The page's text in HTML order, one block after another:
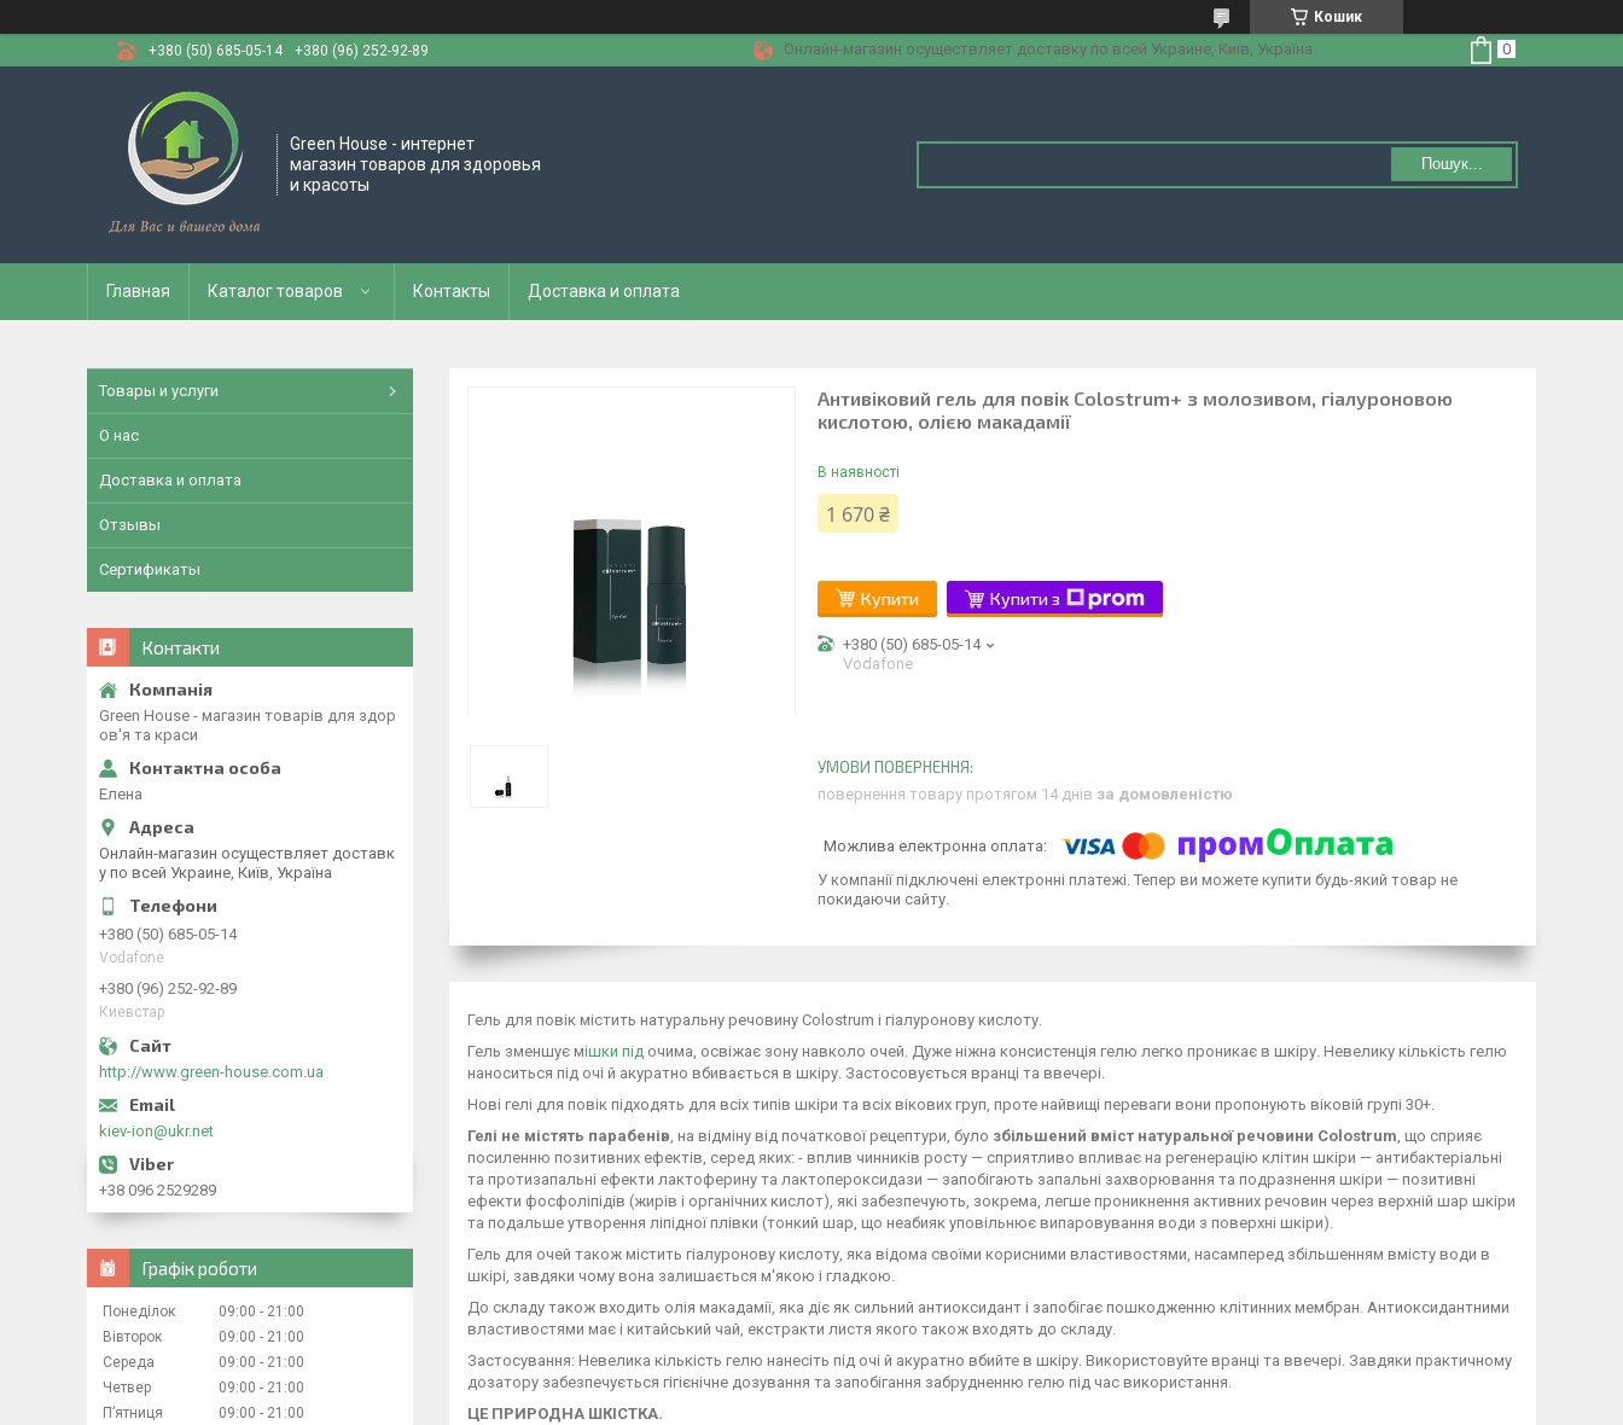
Кошик
+380 (50) 685-05-14
+380 (96) 252-92-89 Онлайн-магазин осуществляет доставку по всей Украине, Київ, Україна
Green House - интернет
магазин товаров для здоровья
и красоты
Пошук...
Главная Каталог товаров Контакты Доставка и оплата
Антивіковий гель для повік Colostrum+ з молозивом, гіалуроновою
кислотою, олією макадамії
В наявності
1 670 ₴
Купити Купити з
+380 (50) 685-05-14
Vodafone
повернення товару протягом 14 днів за домовленістю
У компанії підключені електронні платежі. Тепер ви можете купити будь-який товар не
покидаючи сайту.
Гель для повік містить натуральну речовину Colostrum і гіалуронову кислоту.
Гель зменшує мішки під очима, освіжає зону навколо очей. Дуже ніжна консистенція гелю легко проникає в шкіру. Невелику кількість гелю
наноситься під очі й акуратно вбивається в шкіру. Застосовується вранці та ввечері.
Нові гелі для повік підходять для всіх типів шкіри та всіх вікових груп, проте найвищі переваги вони пропонують віковій групі 30+.
Гелі не містять парабенів , на відміну від початкової рецептури, було збільшений вміст натуральної речовини Colostrum , що сприяє
посиленню позитивних ефектів, серед яких: - вплив чинників росту — сприятливо впливає на регенерацію клітин шкіри — антибактеріальні
та протизапальні ефекти лактоферину та лактопероксидази — запобігають запальні захворювання та подразнення шкіри — позитивні
ефекти фосфоліпідів (жирів і органічних кислот), які забезпечують, зокрема, легше проникнення активних речовин через верхній шар шкіри
та подальше утворення ліпідної плівки (тонкий шар, що неабияк уповільнює випаровування води з поверхні шкіри).
Гель для очей також містить гіалуронову кислоту, яка відома своїми корисними властивостями, насамперед збільшенням вмісту води в
шкірі, завдяки чому вона залишається м'якою і гладкою.
До складу також входить олія макадамії, яка діє як сильний антиоксидант і запобігає пошкодженню клітинних мембран. Антиоксидантними
властивостями має і китайський чай, екстракти листя якого також входять до складу.
Застосування: Невелика кількість гелю нанесіть під очі й акуратно вбийте в шкіру. Використовуйте вранці та ввечері. Завдяки практичному
дозатору забезпечується гігієнічне дозування та запобігання забрудненню гелю під час використання.
ЦЕ ПРИРОДНА ШКІСТКА.
Товары и услуги
О нас
Доставка и оплата
Отзывы
Сертификаты
Контакти
Green House - магазин товарів для здор
ов'я та краси
Елена
Онлайн-магазин осуществляет доставк
у по всей Украине, Київ, Україна
+380 (50) 685-05-14
Vodafone
+380 (96) 252-92-89
Киевстар
http://www.green-house.com.ua
kiev-ion@ukr.net
+38 096 2529289
Графік роботи
Понеділок 09:00
21:00
Вівторок
09:00
21:00
Середа
09:00
21:00
Четвер
09:00
21:00
Пʼятниця
09:00
21:00